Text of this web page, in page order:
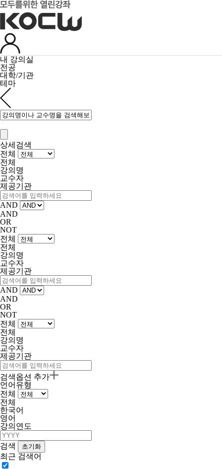
내 강의실
전공
대학/기관
테마
상세검색
전체
전체
강의명
교수자
제공기관
AND
AND
OR
NOT
전체
전체
강의명
교수자
제공기관
AND
AND
OR
NOT
전체
전체
강의명
교수자
제공기관
검색옵션 추가
언어유형
전체
전체
한국어
영어
강의연도
검색
최근 검색어